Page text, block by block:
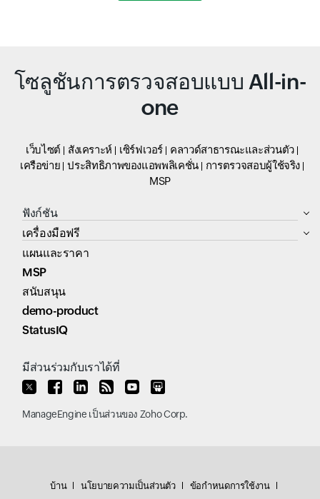
โซลูชันการตรวจสอบแบบ All-in-
one
เว็บไซต์ สังเคราะห์ เซิร์ฟเวอร์
คลาวด์สาธารณะและส่วนตัว
เครือข่าย
ประสิทธิภาพของแอพพลิเคชั่น
การตรวจสอบผู้ใช้จริง
MSP
ฟังก์ชัน
เครื่องมือฟรี
แผนและราคา
MSP
สนับสนุน
demo-product
StatusIQ
มีส่วนร่วมกับเราได้ที่
ManageEngine เป็นส่วนของ Zoho Corp.
บ้าน นโยบายความเป็นส่วนตัว ข้อกำหนดการใช้งาน